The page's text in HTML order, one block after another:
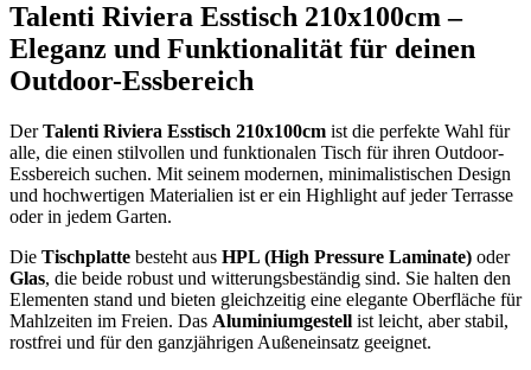
Talenti Riviera Esstisch 210x100cm –
Eleganz und Funktionalität für deinen
Outdoor-Essbereich
DerTalenti Riviera Esstisch 210x100cm ist die perfekte Wahl für
alle, die einen stilvollen und funktionalen Tisch für ihren Outdoor-
Essbereich suchen. Mit seinem modernen, minimalistischen Design
und hochwertigen Materialien ist er ein Highlight auf jeder Terrasse
oder in jedem Garten.
Die Tischplatte besteht aus HPL (High Pressure Laminate) oder
Glas, die beide robust und witterungsbeständig sind. Sie halten den
Elementen stand und bieten gleichzeitig eine elegante Oberfläche für
Mahlzeiten im Freien. Das Aluminiumgestell ist leicht, aber stabil,
rostfrei und für den ganzjährigen Außeneinsatz geeignet.